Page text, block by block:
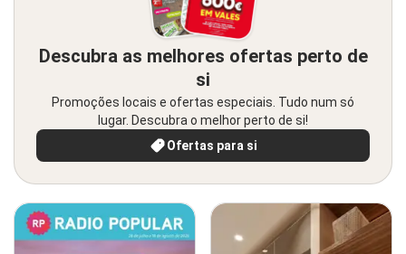
Descubra as melhores ofertas perto de
si
Promoções locais e ofertas especiais. Tudo num só
lugar. Descubra o melhor perto de si!
Ofertas para si